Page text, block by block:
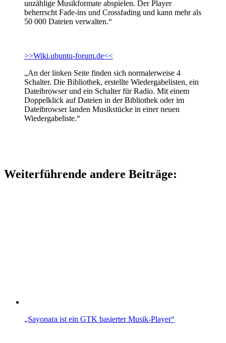
unzählige Musikformate abspielen. Der Player
beherrscht Fade-ins und Crossfading und kann mehr als
50 000 Dateien verwalten.“
>>Wiki.ubuntu-forum.de<<
„An der linken Seite finden sich normalerweise 4
Schalter. Die Bibliothek, erstellte Wiedergabelisten, ein
Dateibrowser und ein Schalter für Radio. Mit einem
Doppelklick auf Dateien in der Bibliothek oder im
Dateibrowser landen Musikstücke in einer neuen
Wiedergabeliste.“
Weiterführende andere Beiträge:
„Sayonara ist ein GTK basierter Musik-Player“